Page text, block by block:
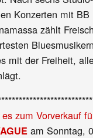
Konzerten mit
zählt
mit der Freiheit,
zum Vorverkauf
am Sonntag,